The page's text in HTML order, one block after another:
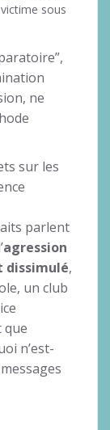
sous
ne
sur les
parlent
agression
dissimulé,
un club
que
n’est-